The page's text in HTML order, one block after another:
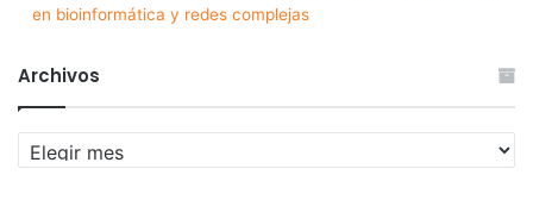
en bioinformática y redes complejas
Archivos
Archivos